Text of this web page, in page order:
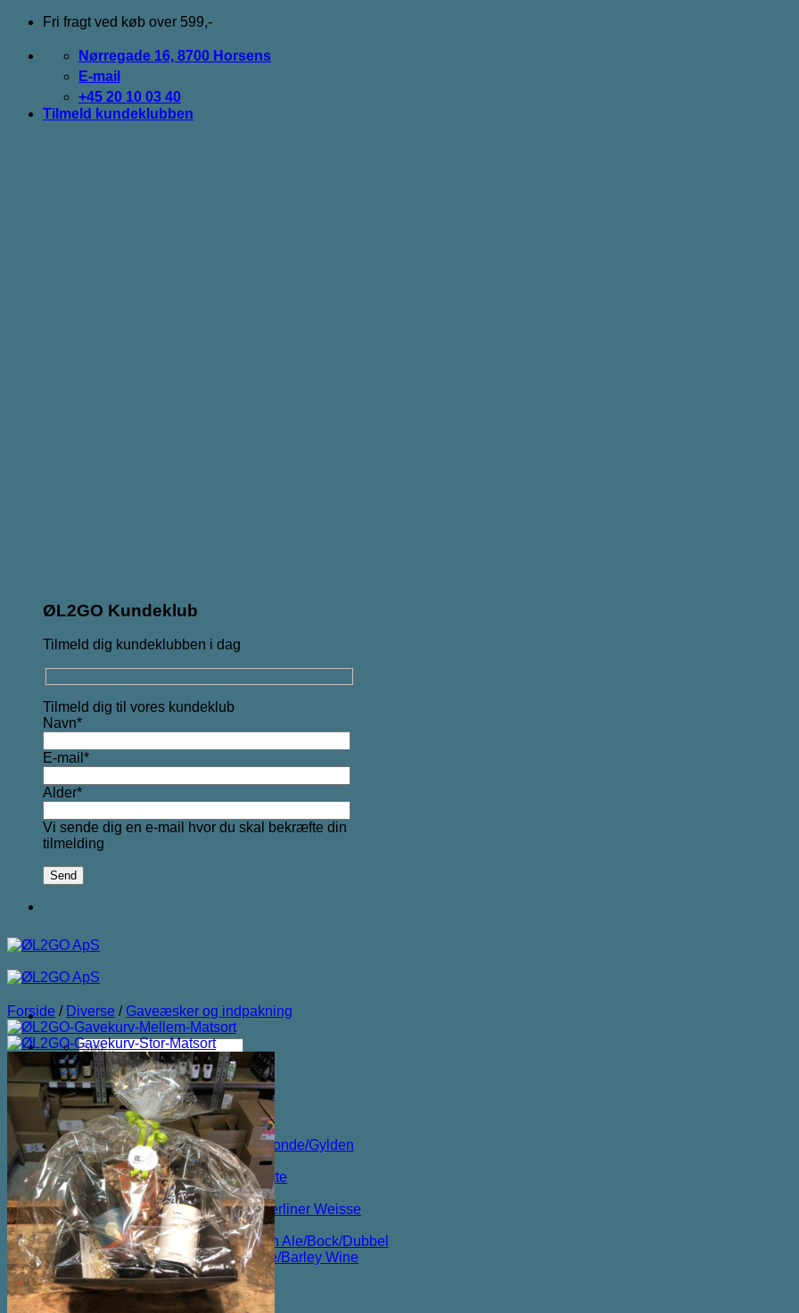
Fortsæt
indhold
Fri fragt ved køb over 599,-
Nørregade 16, 8700 Horsens
E-mail
+45 20 10 03 40
Tilmeld kundeklubben
ØL2GO Kundeklub
Tilmeld dig kundeklubben i dag
Tilmeld dig til vores kundeklub
Navn*
E-mail*
Alder*
Vi sende dig en e-mail hvor du skal bekræfte din
tilmelding
Søg
efter:
Forside
Shop
Kategorier
Lager/Pilsner/Pale Ale/Blonde/Gylden
Weissbier/Wit
Saison/Farmhouse/Grisette
IPA
Syrligt/Vildtgæret/Sour/Berliner Weisse
Mjød/Melomel/Braggot
Red Ale/Amber Ale/Brown Ale/Bock/Dubbel
Strong Ale/Dark Ale/Triple/Barley Wine
Porter/Stouts/Quadrupel
Røgøl
Forside / Diverse / Gaveæsker og indpakning